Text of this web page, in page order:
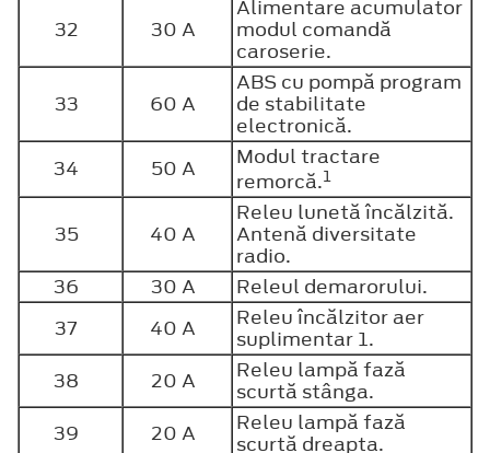
32
30 A
Alimentare acumulator
modul comandă
caroserie.
33
60 A
ABS cu pompă program
de stabilitate
electronică.
34
50 A
Modul tractare
remorcă.1
35 40 A
Releu lunetă încălzită.
Antenă diversitate
radio.
36
30 A
Releul demarorului.
37
40 A
Releu încălzitor aer
suplimentar 1.
38
20 A
Releu lampă fază
scurtă stânga.
39
20 A
Releu lampă fază
scurtă dreapta.